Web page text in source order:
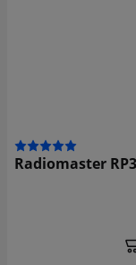
Radiomaster